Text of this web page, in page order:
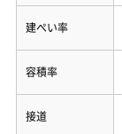
建ぺい率
容積率
接道